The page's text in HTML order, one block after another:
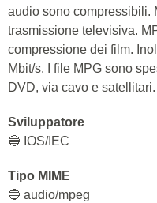
audio sono compressibili.
trasmissione televisiva.
compressione dei film.
Mbit/s. I file MPG sono
DVD, via cavo e satellitari.
Sviluppatore
🔵 IOS/IEC
Tipo MIME
🔵 audio/mpeg